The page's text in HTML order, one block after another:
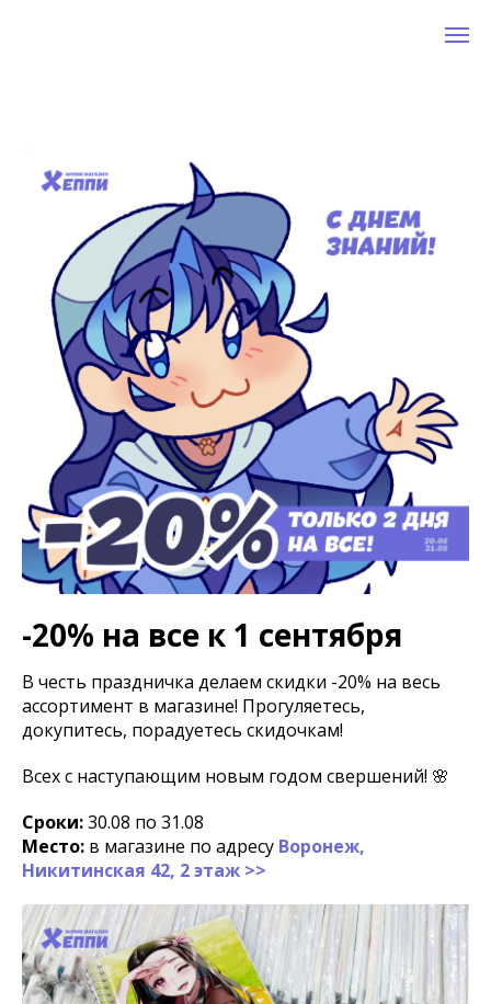
-20% на все к 1 сентября
В честь праздничка делаем скидки -20% на весь
ассортимент в магазине! Прогуляетесь,
докупитесь, порадуетесь скидочкам!
Всех с наступающим новым годом свершений! 🌸
Сроки:30.08 по 31.08
Место: в магазине по адресу Воронеж,
Никитинская 42, 2 этаж >>